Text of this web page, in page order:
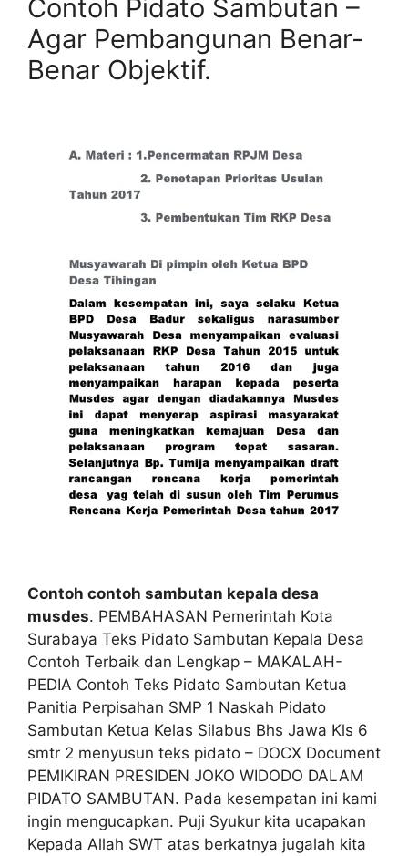
Contoh Pidato Sambutan –
Agar Pembangunan Benar-
Benar Objektif.
Contoh contoh sambutan kepala desa
musdes. PEMBAHASAN Pemerintah Kota
Surabaya Teks Pidato Sambutan Kepala Desa
Contoh Terbaik dan Lengkap – MAKALAH-
PEDIA Contoh Teks Pidato Sambutan Ketua
Panitia Perpisahan SMP 1 Naskah Pidato
Sambutan Ketua Kelas Silabus Bhs Jawa Kls 6
smtr 2 menyusun teks pidato – DOCX Document
PEMIKIRAN PRESIDEN JOKO WIDODO DALAM
PIDATO SAMBUTAN. Pada kesempatan ini kami
ingin mengucapkan. Puji Syukur kita ucapakan
Kepada Allah SWT atas berkatnya jugalah kita